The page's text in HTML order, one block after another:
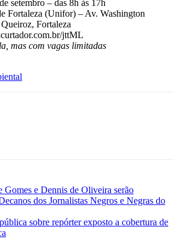
setembro – das 8h às 17h
Fortaleza (Unifor) – Av. Washington
Fortaleza
jttML
mas com vagas limitadas
Gomes e Dennis de Oliveira serão
dos Jornalistas Negros e Negras do
sobre repórter exposto a cobertura de